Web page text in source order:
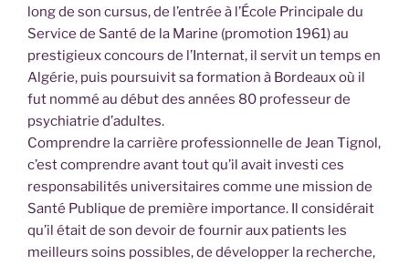
long de son cursus, de l’entrée à l’École Principale du
Service de Santé de la Marine (promotion 1961) au
prestigieux concours de l’Internat, il servit un temps en
Algérie, puis poursuivit sa formation à Bordeaux où il
fut nommé au début des années 80 professeur de
psychiatrie d’adultes.
Comprendre la carrière professionnelle de Jean Tignol,
c’est comprendre avant tout qu’il avait investi ces
responsabilités universitaires comme une mission de
Santé Publique de première importance. Il considérait
qu’il était de son devoir de fournir aux patients les
meilleurs soins possibles, de développer la recherche,